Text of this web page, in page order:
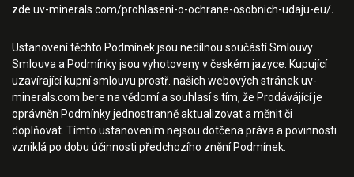
zde uv-minerals.com/prohlaseni-o-ochrane-osobnich-udaju-eu/.
Ustanovení těchto Podmínek jsou nedílnou součástí Smlouvy.
Smlouva a Podmínky jsou vyhotoveny v českém jazyce. Kupující
uzavírající kupní smlouvu prostř. našich webových stránek uv-
minerals.com bere na vědomí a souhlasí s tím, že Prodávájící je
oprávněn Podmínky jednostranně aktualizovat a měnit či
doplňovat. Tímto ustanovením nejsou dotčena práva a povinnosti
vzniklá po dobu účinnosti předchozího znění Podmínek.